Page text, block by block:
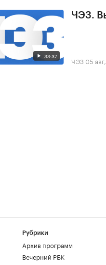
33:37
ЧЭЗ.
ЧЭЗ 05
Рубрики
Архив программ
Вечерний РБК